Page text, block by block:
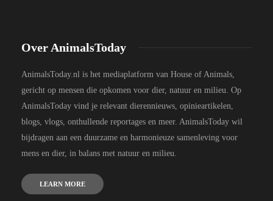
Over AnimalsToday
AnimalsToday.nl is het mediaplatform van House of Animals,
gericht op mensen die opkomen voor dier, natuur en milieu. Op
AnimalsToday vind je relevant dierennieuws, opinieartikelen,
blogs, vlogs, onthullende reportages en meer. AnimalsToday wil
bijdragen aan een duurzame en harmonieuze samenleving voor
mens en dier, in balans met natuur en milieu.
LEARN MORE